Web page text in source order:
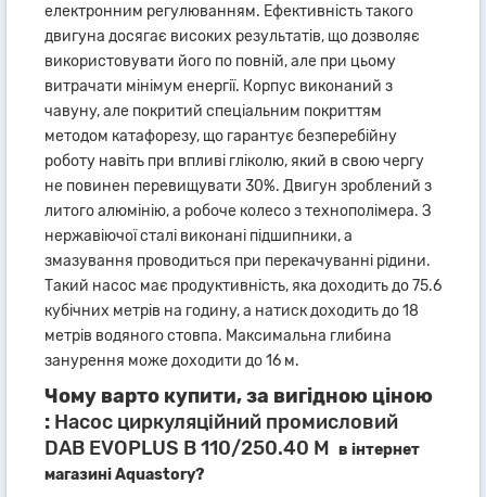
електронним регулюванням. Ефективність такого
двигуна досягає високих результатів, що дозволяє
використовувати його по повній, але при цьому
витрачати мінімум енергії. Корпус виконаний з
чавуну, але покритий спеціальним покриттям
методом катафорезу, що гарантує безперебійну
роботу навіть при впливі гліколю, який в свою чергу
не повинен перевищувати 30%. Двигун зроблений з
литого алюмінію, а робоче колесо з технополімера. З
нержавіючої сталі виконані підшипники, а
змазування проводиться при перекачуванні рідини.
Такий насос має продуктивність, яка доходить до 75.6
кубічних метрів на годину, а натиск доходить до 18
метрів водяного стовпа. Максимальна глибина
занурення може доходити до 16 м.
Чому варто купити, за вигідною ціною
: Насос циркуляційний промисловий
DAB EVOPLUS B 110/250.40 M в інтернет
магазині Aquastory?